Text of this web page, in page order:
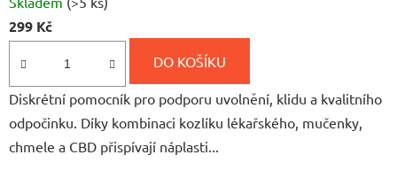
hodnocení
produktu
5,0
z
5
hvězdiček.
299 Kč
DO KOŠÍKU
Diskrétní pomocník pro podporu uvolnění, klidu a kvalitního
odpočinku. Díky kombinaci kozlíku lékařského, mučenky,
chmele a CBD přispívají náplasti...